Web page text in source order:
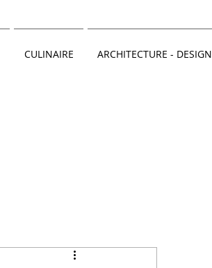
CULINAIRE ARCHITECTURE - DESIGN